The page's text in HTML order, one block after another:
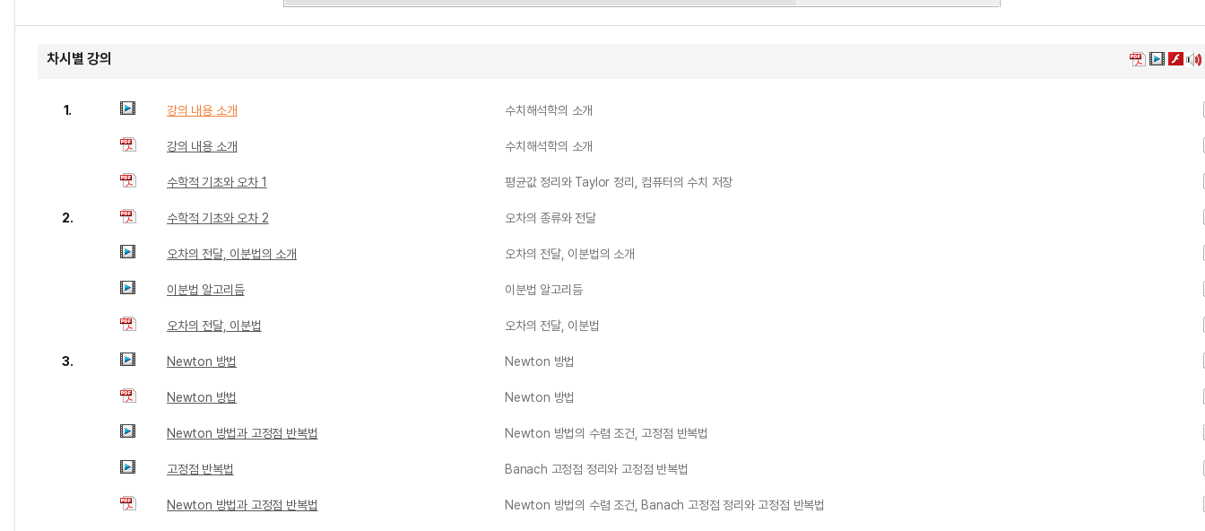
차시별 강의
1. 강의 내용 소개 수치해석학의 소개
강의 내용 소개 수치해석학의 소개
수학적 기초와 오차 1 평균값 정리와 Taylor 정리, 컴퓨터의 수치 저장
2. 수학적 기초와 오차 2 오차의 종류와 전달
오차의 전달, 이분법의 소개 오차의 전달, 이분법의 소개
이분법 알고리듬 이분법 알고리듬
오차의 전달, 이분법 오차의 전달, 이분법
3. Newton 방법 Newton 방법
Newton 방법 Newton 방법
Newton 방법과 고정점 반복법 Newton 방법의 수렴 조건, 고정점 반복법
고정점 반복법 Banach 고정점 정리와 고정점 반복법
Newton 방법과 고정점 반복법 Newton 방법의 수렴 조건, Banach 고정점 정리와 고정점 반복법